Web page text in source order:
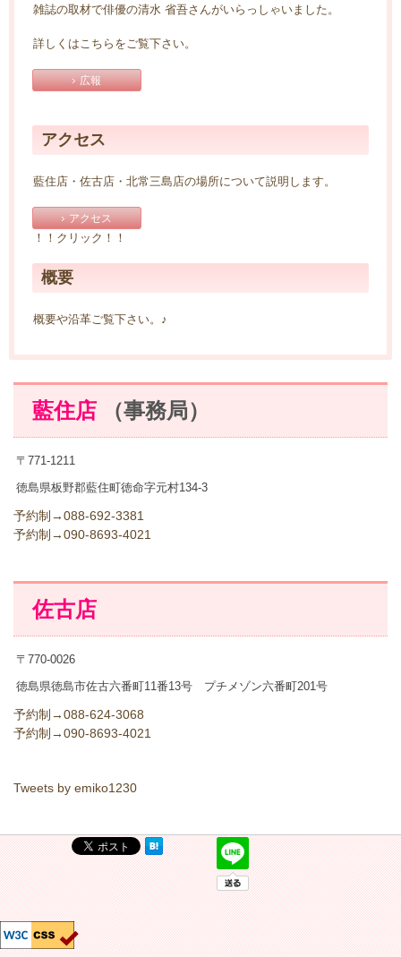
雑誌の取材で俳優の清水 省吾さんがいらっしゃいました。
詳しくはこちら をご覧下さい。
広報
アクセス
藍住店・佐古店・北常三島店の場所について説明します。
アクセス
！！クリック！！
概要
概要や沿革ご覧下さい。♪
藍住店 （事務局）
〒771-1211
徳島県板野郡藍住町徳命字元村134-3
予約制→088-692-3381
予約制→090-8693-4021
佐古店
〒770-0026
徳島県徳島市佐古六番町11番13号 プチメゾン六番町201号
予約制→088-624-3068
予約制→090-8693-4021
Tweets by emiko1230